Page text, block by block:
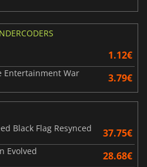
1.12€
Entertainment War 3.79€
Black Flag Resynced
37.75€
Evolved 28.68€